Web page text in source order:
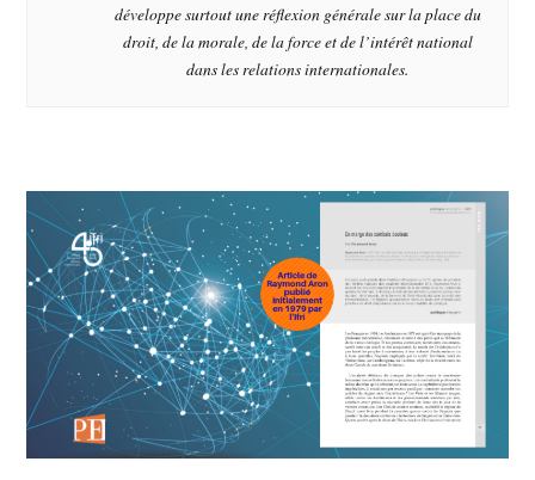
développe surtout une réflexion générale sur la place du
droit, de la morale, de la force et de l’intérêt national
dans les relations internationales.